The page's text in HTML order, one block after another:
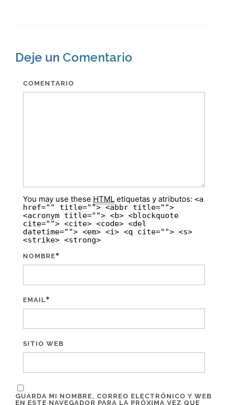
Deje un Comentario
COMENTARIO
You may use these HTML etiquetas y atributos: <a
href="" title=""> <abbr title="">
<acronym title=""> <b> <blockquote
cite=""> <cite> <code> <del
datetime=""> <em> <i> <q cite=""> <s>
<strike> <strong>
NOMBRE*
EMAIL*
SITIO WEB
GUARDA MI NOMBRE, CORREO ELECTRÓNICO Y WEB
EN ESTE NAVEGADOR PARA LA PRÓXIMA VEZ QUE